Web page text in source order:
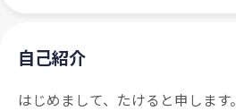
自己紹介
はじめまして、たけると申します。